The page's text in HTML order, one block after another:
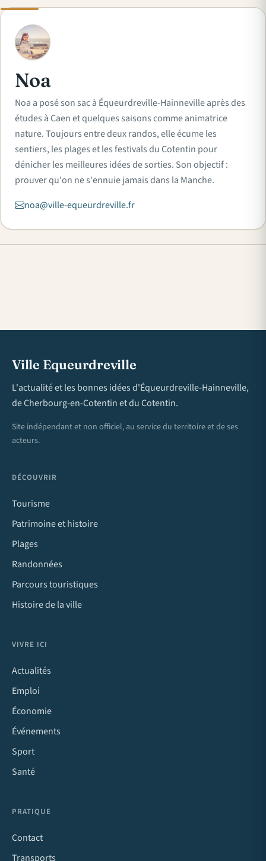
N
Noa
Noa a posé son sac à Équeurdreville-Hainneville après des
études à Caen et quelques saisons comme animatrice
nature. Toujours entre deux randos, elle écume les
sentiers, les plages et les festivals du Cotentin pour
dénicher les meilleures idées de sorties. Son objectif :
prouver qu'on ne s'ennuie jamais dans la Manche.
noa@ville-equeurdreville.fr
Ville Equeurdreville
L'actualité et les bonnes idées d'Équeurdreville-Hainneville,
de Cherbourg-en-Cotentin et du Cotentin.
Site indépendant et non officiel, au service du territoire et de ses
acteurs.
DÉCOUVRIR
Tourisme
Patrimoine et histoire
Plages
Randonnées
Parcours touristiques
Histoire de la ville
VIVRE ICI
Actualités
Emploi
Économie
Événements
Sport
Santé
PRATIQUE
Contact
Transports